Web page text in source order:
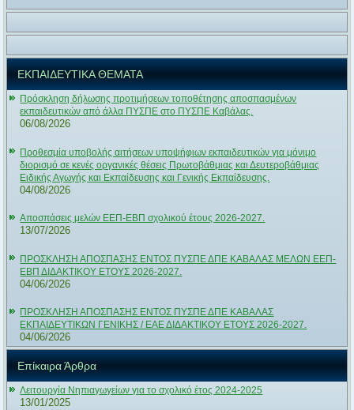
ΕΚΠΑΙΔΕΥΤΙΚΑ ΘΕΜΑΤΑ
Πρόσκληση δήλωσης προτιμήσεων τοποθέτησης αποσπασμένων
εκπαιδευτικών από άλλα ΠΥΣΠΕ στο ΠΥΣΠΕ Καβάλας.
06/08/2026
Προθεσμία υποβολής αιτήσεων υποψήφιων εκπαιδευτικών για μόνιμο
διορισμό σε κενές οργανικές θέσεις Πρωτοβάθμιας και Δευτεροβάθμιας
Ειδικής Αγωγής και Εκπαίδευσης και Γενικής Εκπαίδευσης.
04/08/2026
Αποσπάσεις μελών ΕΕΠ-ΕΒΠ σχολικού έτους 2026-2027.
13/07/2026
ΠΡΟΣΚΛΗΣΗ ΑΠΟΣΠΑΣΗΣ ΕΝΤΟΣ ΠΥΣΠΕ ΔΠΕ ΚΑΒΑΛΑΣ ΜΕΛΩΝ ΕΕΠ-
ΕΒΠ ΔΙΔΑΚΤΙΚΟΥ ΕΤΟΥΣ 2026-2027.
04/06/2026
ΠΡΟΣΚΛΗΣΗ ΑΠΟΣΠΑΣΗΣ ΕΝΤΟΣ ΠΥΣΠΕ ΔΠΕ ΚΑΒΑΛΑΣ
ΕΚΠΑΙΔΕΥΤΙΚΩΝ ΓΕΝΙΚΗΣ / ΕΑΕ ΔΙΔΑΚΤΙΚΟΥ ΕΤΟΥΣ 2026-2027.
04/06/2026
Επίκαιρα Άρθρα
Λειτουργία Νηπιαγωγείων για το σχολικό έτος 2024-2025
13/01/2025